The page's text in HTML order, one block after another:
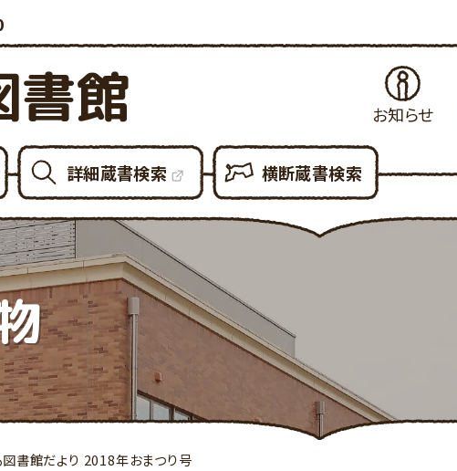
書館
お知らせ
お知らせ
イベント・例会
展示案内図書館
図書
各種
詳細蔵書検索 横断蔵書検索
図書館だより 2018年おまつり号